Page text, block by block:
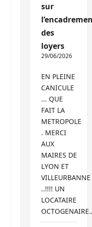
sur
des
loyers
29/06/2026
EN PLEINE
CANICULE
... QUE
FAIT LA
METROPOLE
. MERCI
AUX
MAIRES DE
LYON ET
VILLEURBANNE
..!!!! UN
LOCATAIRE